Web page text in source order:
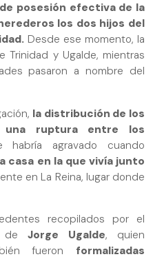
posesión efectiva de la
los dos hijos del
Desde ese momento, la
y Ugalde, mientras
pasaron a nombre del
la distribución de los
una ruptura entre los
agravado cuando
casa en la que vivía junto
en La Reina, lugar donde
recopilados por el
deJorge Ugalde, quien
fueron formalizadas